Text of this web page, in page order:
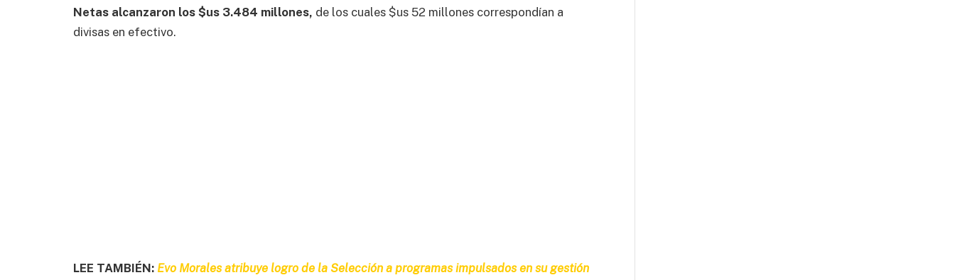
Netas alcanzaron los $us 3.484 millones, de los cuales $us 52 millones correspondían a
divisas en efectivo.
LEE TAMBIÉN: Evo Morales atribuye logro de la Selección a programas impulsados en su gestión